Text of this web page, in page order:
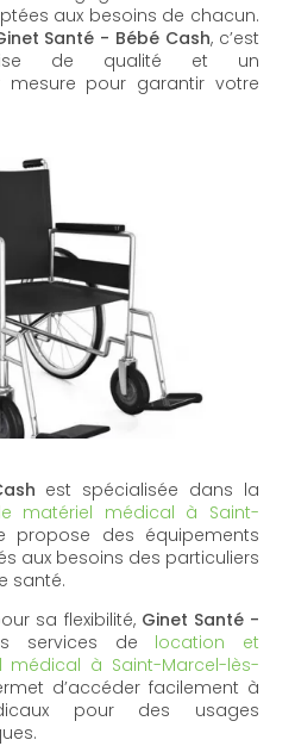
aux besoins de chacun.
Santé - Bébé Cash, c’est
de qualité et un
pour garantir votre
est spécialisée dans la
matériel médical à Saint-
propose des équipements
aux besoins des particuliers
santé.
sa flexibilité, Ginet Santé -
services de location et
médical à Saint-Marcel-lès-
d’accéder facilement à
pour des usages